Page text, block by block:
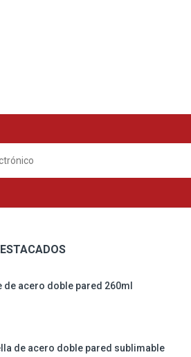
de acero doble pared 260ml
de acero doble pared sublimable